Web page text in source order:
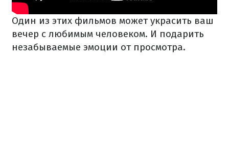
Один из этих фильмов может украсить ваш
вечер с любимым человеком. И подарить
незабываемые эмоции от просмотра.